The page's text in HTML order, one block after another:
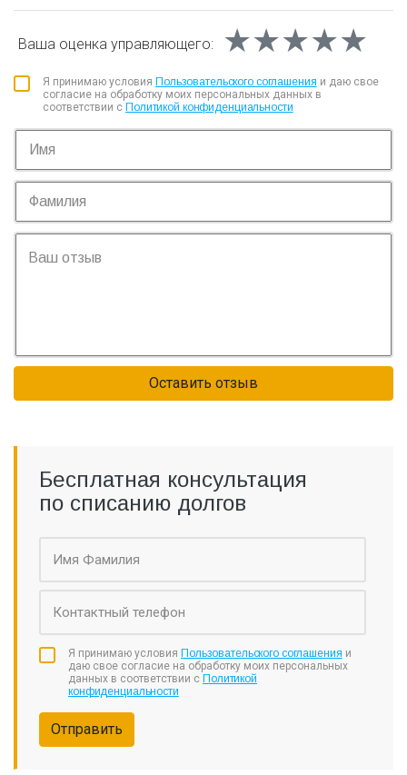
Ваша оценка управляющего: ★★★★★
★★★★★
★★★★★
Я принимаю условия Пользовательского соглашения и даю свое
согласие на обработку моих персональных данных в
соответствии с Политикой конфиденциальности
Оставить отзыв
Бесплатная консультация
по списанию долгов
Я принимаю условия Пользовательского соглашения и
даю свое согласие на обработку моих персональных
данных в соответствии с Политикой
конфиденциальности
Отправить